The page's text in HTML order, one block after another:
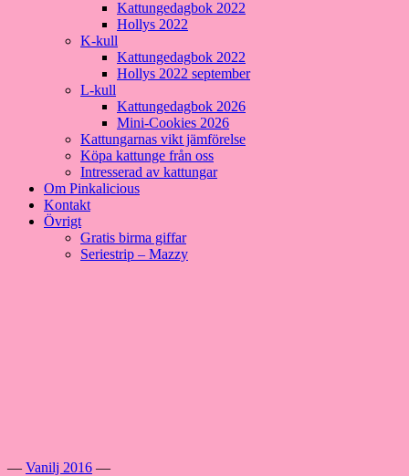
Kattungedagbok 2022
Hollys 2022
K-kull
Kattungedagbok 2022
Hollys 2022 september
L-kull
Kattungedagbok 2026
Mini-Cookies 2026
Kattungarnas vikt jämförelse
Köpa kattunge från oss
Intresserad av kattungar
Om Pinkalicious
Kontakt
Övrigt
Gratis birma giffar
Seriestrip – Mazzy
— Vanilj 2016 —